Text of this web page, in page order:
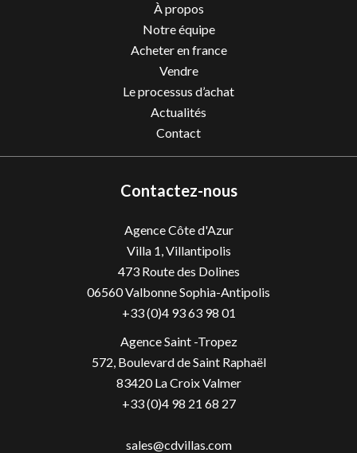
À propos
Notre équipe
Acheter en france
Vendre
Le processus d’achat
Actualités
Contact
Contactez-nous
Agence Côte d'Azur
Villa 1, Villantipolis
473 Route des Dolines
06560Valbonne Sophia-Antipolis
+33 (0)4 93 63 98 01
Agence Saint -Tropez
572, Boulevard de Saint Raphaël
83420 La Croix Valmer
+33 (0)4 98 21 68 27
sales@cdvillas.com